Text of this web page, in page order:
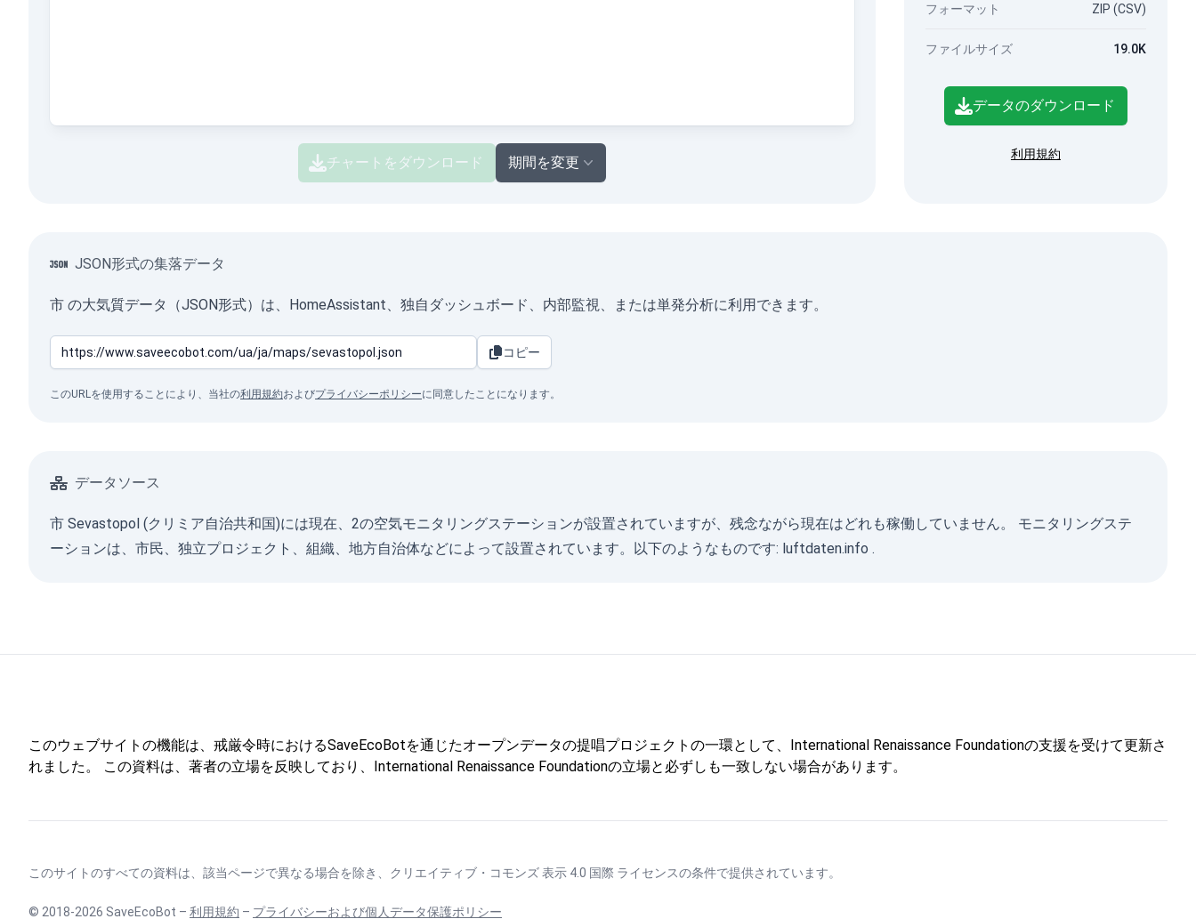
チャートをダウンロード 期間を変更
フォーマット ZIP (CSV)
ファイルサイズ 19.0K
データのダウンロード
利用規約
JSON形式の集落データ
市 の大気質データ（JSON形式）は、HomeAssistant、独自ダッシュボード、内部監視、または単発分析に利用できます。
コピー
このURLを使用することにより、当社の利用規約およびプライバシーポリシーに同意したことになります。
データソース
市 Sevastopol (クリミア自治共和国)には現在、2の空気モニタリングステーションが設置されていますが、残念ながら現在はどれも稼働していません。 モニタリングステ
ーションは、市民、独立プロジェクト、組織、地方自治体などによって設置されています。以下のようなものです: luftdaten.info .
このウェブサイトの機能は、戒厳令時におけるSaveEcoBotを通じたオープンデータの提唱プロジェクトの一環として、International Renaissance Foundationの支援を受けて更新さ
れました。 この資料は、著者の立場を反映しており、International Renaissance Foundationの立場と必ずしも一致しない場合があります。
このサイトのすべての資料は、該当ページで異なる場合を除き、 クリエイティブ・コモンズ 表示 4.0 国際 ライセンスの条件で提供されています。
© 2018-2026 SaveEcoBot – 利用規約 – プライバシーおよび個人データ保護ポリシー